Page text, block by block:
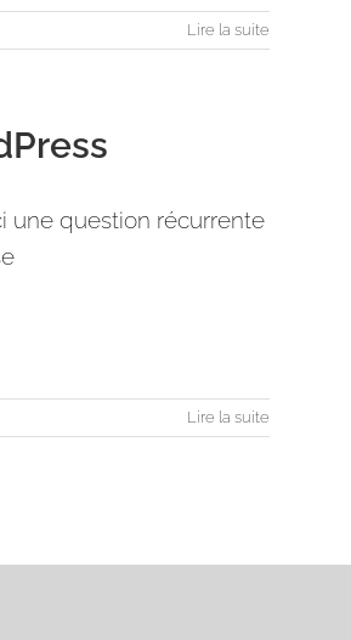
Lire la suite
une question récurrente
Lire la suite